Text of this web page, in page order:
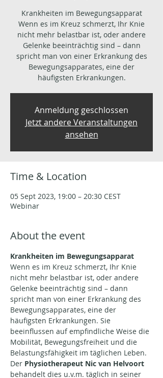
Krankheiten im Bewegungsapparat
Wenn es im Kreuz schmerzt, Ihr Knie
nicht mehr belastbar ist, oder andere
Gelenke beeinträchtig sind – dann
spricht man von einer Erkrankung des
Bewegungsapparates, eine der
häufigsten Erkrankungen.
Anmeldung geschlossen
Jetzt andere Veranstaltungen
ansehen
Time & Location
05 Sept 2023, 19:00 – 20:30 CEST
Webinar
About the event
Krankheiten im Bewegungsapparat
Wenn es im Kreuz schmerzt, Ihr Knie
nicht mehr belastbar ist, oder andere
Gelenke beeinträchtig sind – dann
spricht man von einer Erkrankung des
Bewegungsapparates, eine der
häufigsten Erkrankungen. Sie
beeinflussen auf empfindliche Weise die
Mobilität, Bewegungsfreiheit und die
Belastungsfähigkeit im täglichen Leben.
Der Physiotherapeut Nic van Helvoort
behandelt dies u.v.m. täglich in seiner